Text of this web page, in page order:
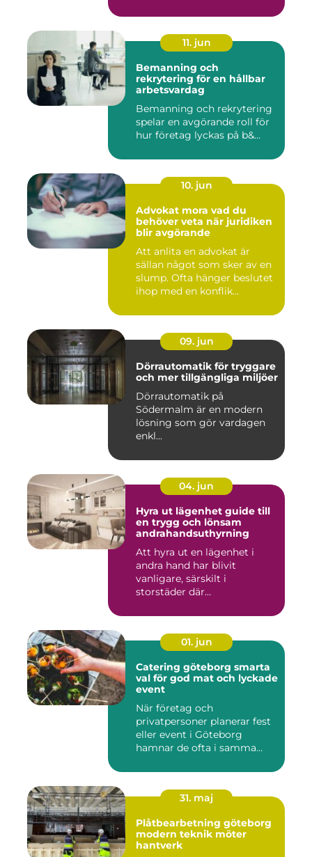
11. jun
Bemanning och
rekrytering för en hållbar
arbetsvardag
Bemanning och rekrytering
spelar en avgörande roll för
hur företag lyckas på b&...
10. jun
Advokat mora vad du
behöver veta när juridiken
blir avgörande
Att anlita en advokat är
sällan något som sker av en
slump. Ofta hänger beslutet
ihop med en konflik...
09. jun
Dörrautomatik för tryggare
och mer tillgängliga miljöer
Dörrautomatik på
Södermalm är en modern
lösning som gör vardagen
enkl...
04. jun
Hyra ut lägenhet guide till
en trygg och lönsam
andrahandsuthyrning
Att hyra ut en lägenhet i
andra hand har blivit
vanligare, särskilt i
storstäder där
01. jun
Catering göteborg smarta
val för god mat och lyckade
event
När företag och
privatpersoner planerar fest
eller event i Göteborg
hamnar de ofta i samma
31. maj
Plåtbearbetning göteborg
modern teknik möter
hantverk